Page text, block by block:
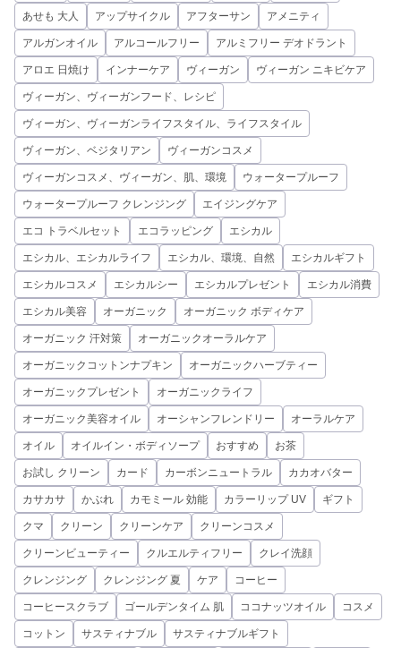
あせも 大人 アップサイクル アフターサン アメニティ
アルガンオイル アルコールフリー アルミフリー デオドラント
アロエ 日焼け インナーケア ヴィーガン ヴィーガン ニキビケア
ヴィーガン、ヴィーガンフード、レシピ
ヴィーガン、ヴィーガンライフスタイル、ライフスタイル
ヴィーガン、ベジタリアン ヴィーガンコスメ
ヴィーガンコスメ、ヴィーガン、肌、環境 ウォータープルーフ
ウォータープルーフ クレンジング エイジングケア
エコ トラベルセット エコラッピング エシカル
エシカル、エシカルライフ エシカル、環境、自然 エシカルギフト
エシカルコスメ エシカルシー エシカルプレゼント エシカル消費
エシカル美容 オーガニック オーガニック ボディケア
オーガニック 汗対策 オーガニックオーラルケア
オーガニックコットンナプキン オーガニックハーブティー
オーガニックプレゼント オーガニックライフ
オーガニック美容オイル オーシャンフレンドリー オーラルケア
オイル オイルイン・ボディソープ おすすめ お茶
お試し クリーン カード カーボンニュートラル カカオバター
カサカサ かぶれ カモミール 効能 カラーリップ UV ギフト
クマ クリーン クリーンケア クリーンコスメ
クリーンビューティー クルエルティフリー クレイ洗顔
クレンジング クレンジング 夏 ケア コーヒー
コーヒースクラブ ゴールデンタイム 肌 ココナッツオイル コスメ
コットン サスティナブル サスティナブルギフト